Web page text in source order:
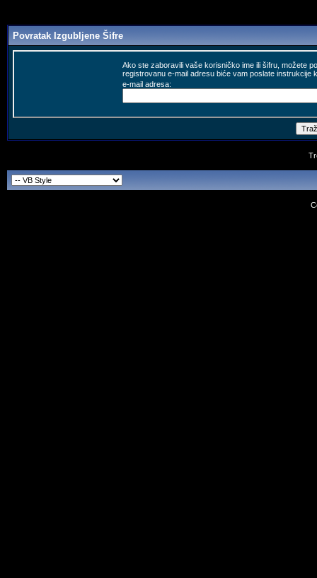
Povratak Izgubljene Šifre
Ako ste zaboravili vaše korisničko ime ili šifru, možete
registrovanu e-mail adresu biće vam poslate instrukcije
e-mail adresa: